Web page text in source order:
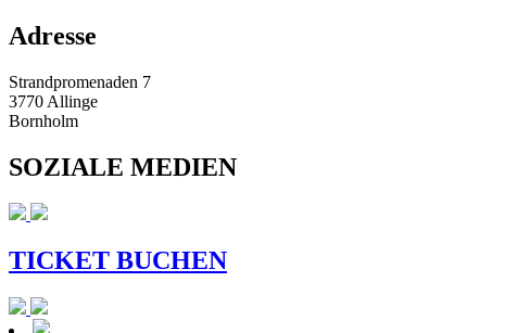
Adresse
Strandpromenaden 7
3770 Allinge
Bornholm
SOZIALE MEDIEN
TICKET BUCHEN